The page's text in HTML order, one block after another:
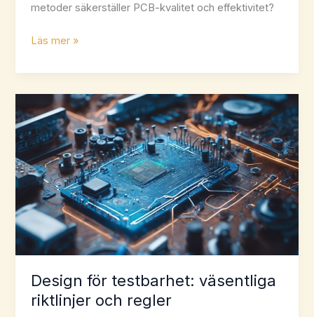
metoder säkerställer PCB-kvalitet och effektivitet?
3
defektdetektionsmetoder
för
PCB-
tillverkare
Läs mer »
Design för testbarhet: väsentliga
riktlinjer och regler